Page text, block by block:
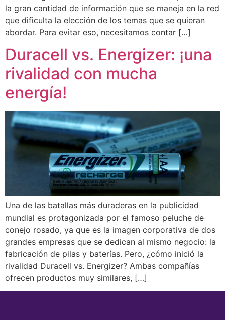
la gran cantidad de información que se maneja en la red
que dificulta la elección de los temas que se quieran
abordar. Para evitar eso, necesitamos contar […]
Duracell vs. Energizer: ¡una
rivalidad con mucha
energía!
Una de las batallas más duraderas en la publicidad
mundial es protagonizada por el famoso peluche de
conejo rosado, ya que es la imagen corporativa de dos
grandes empresas que se dedican al mismo negocio: la
fabricación de pilas y baterías. Pero, ¿cómo inició la
rivalidad Duracell vs. Energizer? Ambas compañías
ofrecen productos muy similares, […]